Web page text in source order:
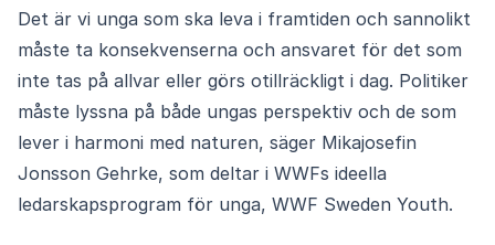
Det är vi unga som ska leva i framtiden och sannolikt
måste ta konsekvenserna och ansvaret för det som
inte tas på allvar eller görs otillräckligt i dag. Politiker
måste lyssna på både ungas perspektiv och de som
lever i harmoni med naturen, säger Mikajosefin
Jonsson Gehrke, som deltar i WWFs ideella
ledarskapsprogram för unga, WWF Sweden Youth.